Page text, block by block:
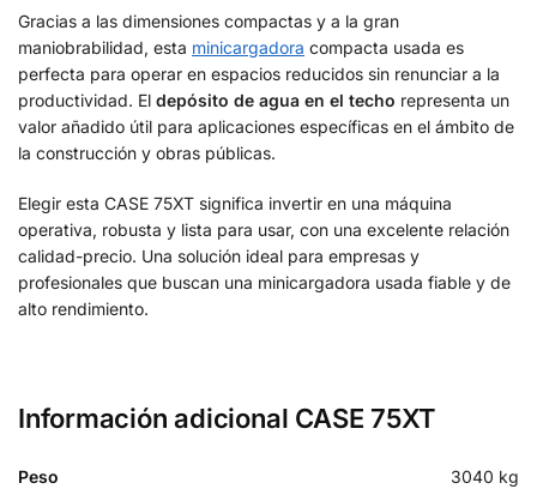
Gracias a las dimensiones compactas y a la gran
maniobrabilidad, esta minicargadora compacta usada es
perfecta para operar en espacios reducidos sin renunciar a la
productividad. El depósito de agua en el techo representa un
valor añadido útil para aplicaciones específicas en el ámbito de
la construcción y obras públicas.
Elegir esta CASE 75XT significa invertir en una máquina
operativa, robusta y lista para usar, con una excelente relación
calidad-precio. Una solución ideal para empresas y
profesionales que buscan una minicargadora usada fiable y de
alto rendimiento.
Información adicional CASE 75XT
Peso 3040 kg